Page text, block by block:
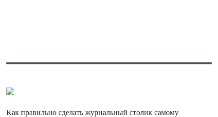
Как правильно сделать журнальный столик самому